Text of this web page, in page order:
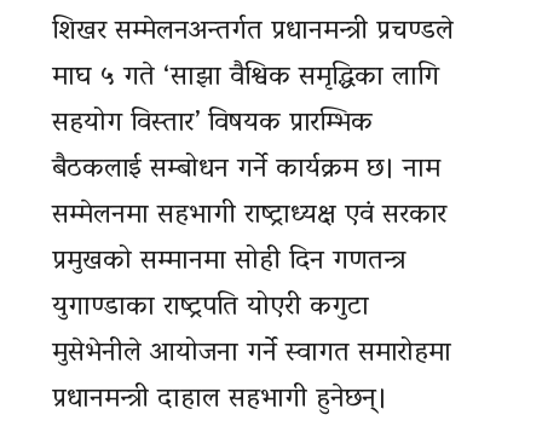
शिखर सम्मेलनअन्तर्गत प्रधानमन्त्री प्रचण्डले
माघ ५ गते ‘साझा वैश्विक समृद्धिका लागि
सहयोग विस्तार’ विषयक प्रारम्भिक
बैठकलाई सम्बोधन गर्ने कार्यक्रम छ। नाम
सम्मेलनमा सहभागी राष्ट्राध्यक्ष एवं सरकार
प्रमुखको सम्मानमा सोही दिन गणतन्त्र
युगाण्डाका राष्ट्रपति योएरी कगुटा
मुसेभेनीले आयोजना गर्ने स्वागत समारोहमा
प्रधानमन्त्री दाहाल सहभागी हुनेछन्।